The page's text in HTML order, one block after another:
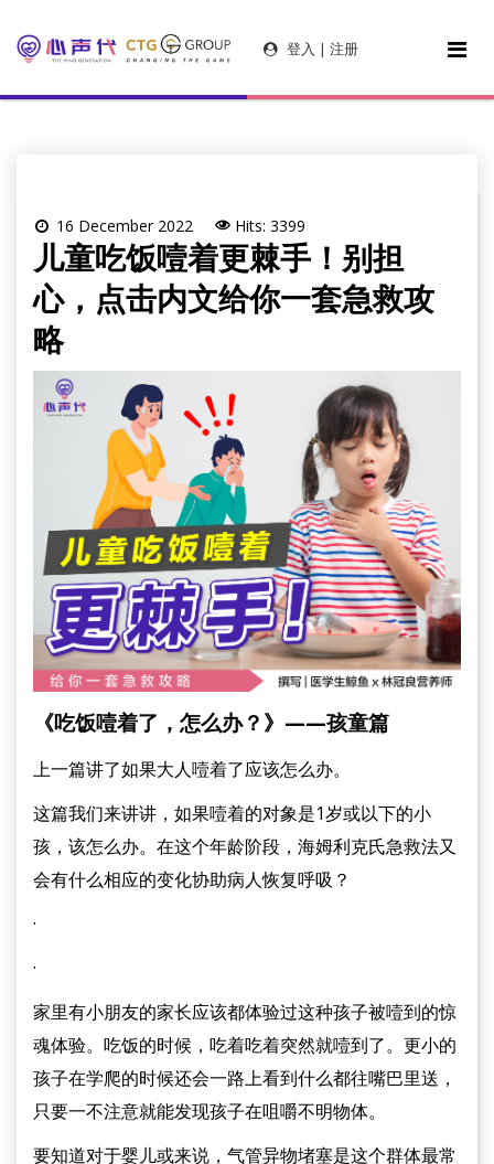
登入 | 注册
16 December 2022 Hits: 3399
儿童吃饭噎着更棘手！别担
心，点击内文给你一套急救攻
略
《吃饭噎着了，怎么办？》——孩童篇
上一篇讲了如果大人噎着了应该怎么办。
这篇我们来讲讲，如果噎着的对象是1岁或以下的小
孩，该怎么办。在这个年龄阶段，海姆利克氏急救法又
会有什么相应的变化协助病人恢复呼吸？
·
·
家里有小朋友的家长应该都体验过这种孩子被噎到的惊
魂体验。吃饭的时候，吃着吃着突然就噎到了。更小的
孩子在学爬的时候还会一路上看到什么都往嘴巴里送，
只要一不注意就能发现孩子在咀嚼不明物体。
要知道对于婴儿或来说，气管异物堵塞是这个群体最常